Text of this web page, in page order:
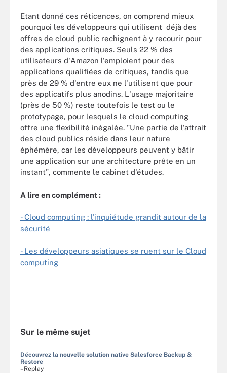
Etant donné ces réticences, on comprend mieux
pourquoi les développeurs qui utilisent déjà des
offres de cloud public rechignent à y recourir pour
des applications critiques. Seuls 22 % des
utilisateurs d'Amazon l'emploient pour des
applications qualifiées de critiques, tandis que
près de 29 % d'entre eux ne l'utilisent que pour
des applicatifs plus anodins. L'usage majoritaire
(près de 50 %) reste toutefois le test ou le
prototypage, pour lesquels le cloud computing
offre une flexibilité inégalée. "Une partie de l'attrait
des cloud publics réside dans leur nature
éphémère, car les développeurs peuvent y bâtir
une application sur une architecture prête en un
instant", commente le cabinet d'études.
A lire en complément :
- Cloud computing : l'inquiétude grandit autour de la
sécurité
- Les développeurs asiatiques se ruent sur le Cloud
computing
Sur le même sujet
Découvrez la nouvelle solution native Salesforce Backup &
Restore
–Replay